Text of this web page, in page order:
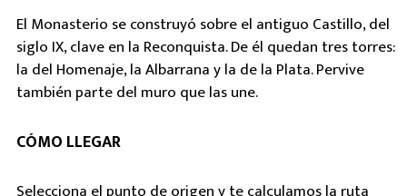
El Monasterio se construyó sobre el antiguo Castillo, del
siglo IX, clave en la Reconquista. De él quedan tres torres:
la del Homenaje, la Albarrana y la de la Plata. Pervive
también parte del muro que las une.
CÓMO LLEGAR